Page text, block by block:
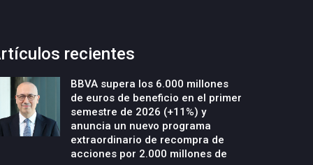
recientes
BBVA supera los 6.000 millones
de euros de beneficio en el primer
semestre de 2026 (+11%) y
anuncia un nuevo programa
extraordinario de recompra de
acciones por 2.000 millones de